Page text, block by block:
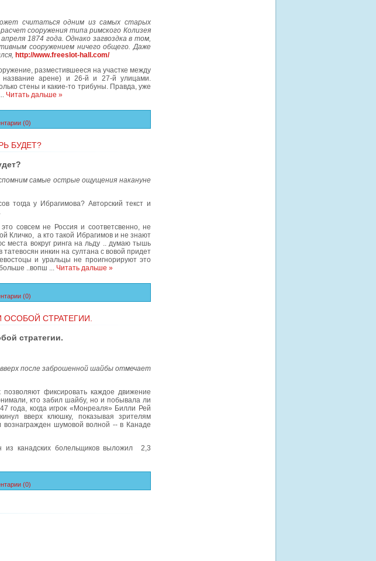
считаться одним из самых старых
сооружения типа римского Колизея
1874 года. Однако загвоздка в том,
сооружением ничего общего. Даже
http://www.freeslot-hall.com/
разместившееся на участке между
арене) и 26-й и 27-й улицами.
стены и какие-то трибуны. Правда, уже
... Читать дальше »
(0)
БУДЕТ?
самые острые ощущения накануне
тогда у Ибрагимова? Авторский текст и
совсем не Россия и соответсвенно, не
Кличко, а кто такой Ибрагимов и не знают
места вокруг ринга на льду .. думаю тышь
инкин на султана с вовой придет
и уральцы не проигнорируют это
..вопш ... Читать дальше »
(0)
ОСОБОЙ СТРАТЕГИИ.
стратегии.
после заброшенной шайбы отмечает
фиксировать каждое движение
кто забил шайбу, но и побывала ли
года, когда игрок «Монреаля» Билли Рей
вверх клюшку, показывая зрителям
шумовой волной -- в Канаде
канадских болельщиков выложил 2,3
(0)